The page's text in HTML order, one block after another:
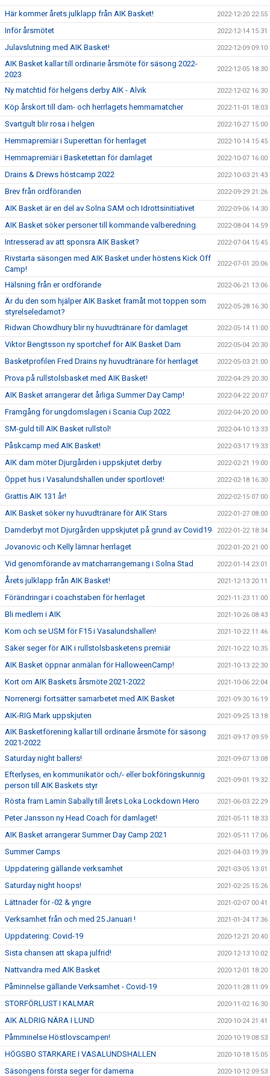
Här kommer årets julklapp från AIK Basket! 2022-12-20 22:55
Inför årsmötet 2022-12-14 15:31
Julavslutning med AIK Basket! 2022-12-09 09:10
AIK Basket kallar till ordinarie årsmöte för säsong 2022-
2023
2022-12-05 18:30
Ny matchtid för helgens derby AIK - Alvik 2022-12-02 16:30
Köp årskort till dam- och herrlagets hemmamatcher 2022-11-01 18:03
Svartgult blir rosa i helgen 2022-10-27 15:00
Hemmapremiär i Superettan för herrlaget 2022-10-14 15:45
Hemmapremiär i Basketettan för damlaget 2022-10-07 16:00
Drains & Drews höstcamp 2022 2022-10-03 21:43
Brev från ordföranden 2022-09-29 21:26
AIK Basket är en del av Solna SAM och Idrottsinitiativet 2022-09-06 14:30
AIK Basket söker personer till kommande valberedning 2022-08-04 14:59
Intresserad av att sponsra AIK Basket? 2022-07-04 15:45
Rivstarta säsongen med AIK Basket under höstens Kick Off
Camp!
2022-07-01 20:06
Hälsning från er ordförande 2022-06-21 13:06
Är du den som hjälper AIK Basket framåt mot toppen som
styrelseledamot?
2022-05-28 16:30
Ridwan Chowdhury blir ny huvudtränare för damlaget 2022-05-14 11:00
Viktor Bengtsson ny sportchef för AIK Basket Dam 2022-05-04 20:30
Basketprofilen Fred Drains ny huvudtränare för herrlaget 2022-05-03 21:00
Prova på rullstolsbasket med AIK Basket! 2022-04-29 20:30
AIK Basket arrangerar det årliga Summer Day Camp! 2022-04-22 20:07
Framgång för ungdomslagen i Scania Cup 2022 2022-04-20 20:00
SM-guld till AIK Basket rullstol! 2022-04-10 13:33
Påskcamp med AIK Basket! 2022-03-17 19:33
AIK dam möter Djurgården i uppskjutet derby 2022-02-21 19:00
Öppet hus i Vasalundshallen under sportlovet! 2022-02-18 16:30
Grattis AIK 131 år! 2022-02-15 07:00
AIK Basket söker ny huvudtränare för AIK Stars 2022-01-27 08:00
Damderbyt mot Djurgården uppskjutet på grund av Covid19 2022-01-22 18:34
Jovanovic och Kelly lämnar herrlaget 2022-01-20 21:00
Vid genomförande av matcharrangemang i Solna Stad 2022-01-14 23:01
Årets julklapp från AIK Basket! 2021-12-13 20:11
Förändringar i coachstaben för herrlaget 2021-11-23 11:00
Bli medlem i AIK 2021-10-26 08:43
Kom och se USM för F15 i Vasalundshallen! 2021-10-22 11:46
Säker seger för AIK i rullstolsbasketens premiär 2021-10-22 10:35
AIK Basket öppnar anmälan för HalloweenCamp! 2021-10-13 22:30
Kort om AIK Baskets årsmöte 2021-2022 2021-10-06 22:04
Norrenergi fortsätter samarbetet med AIK Basket 2021-09-30 16:19
AIK-RIG Mark uppskjuten 2021-09-25 13:18
AIK Basketförening kallar till ordinarie årsmöte för säsong
2021-2022
2021-09-17 09:59
Saturday night ballers! 2021-09-07 13:08
Efterlyses, en kommunikatör och/- eller bokföringskunnig
person till AIK Baskets styr
2021-09-01 19:32
Rösta fram Lamin Sabally till årets Loka Lockdown Hero 2021-06-03 22:29
Peter Jansson ny Head Coach för damlaget! 2021-05-11 18:33
AIK Basket arrangerar Summer Day Camp 2021 2021-05-11 17:06
Summer Camps 2021-04-03 19:39
Uppdatering gällande verksamhet 2021-03-05 13:01
Saturday night hoops! 2021-02-25 15:26
Lättnader för -02 & yngre 2021-02-07 00:41
Verksamhet från och med 25 Januari ! 2021-01-24 17:36
Uppdatering: Covid-19 2020-12-21 20:40
Sista chansen att skapa julfrid! 2020-12-13 10:02
Nattvandra med AIK Basket 2020-12-01 18:20
Påminnelse gällande Verksamhet - Covid-19 2020-11-28 11:09
STORFÖRLUST I KALMAR 2020-11-02 16:30
AIK ALDRIG NÄRA I LUND 2020-10-24 21:41
Påmminelse Höstlovscampen! 2020-10-19 08:53
HÖGSBO STARKARE I VASALUNDSHALLEN 2020-10-18 15:05
Säsongens första seger för damerna 2020-10-12 09:53